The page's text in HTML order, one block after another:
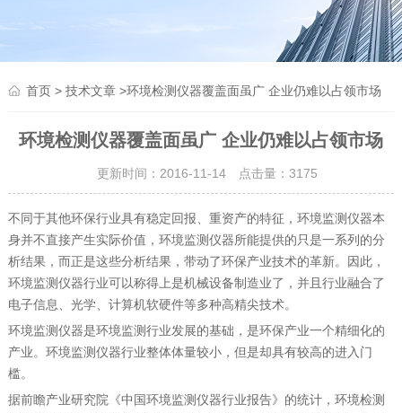
首页> 技术文章>环境检测仪器覆盖面虽广 企业仍难以占领市场
环境检测仪器覆盖面虽广 企业仍难以占领市场
更新时间：2016-11-14 点击量： 3175
不同于其他环保行业具有稳定回报、重资产的特征，环境监测仪器本
身并不直接产生实际价值，环境监测仪器所能提供的只是一系列的分
析结果，而正是这些分析结果，带动了环保产业技术的革新。因此，
环境监测仪器行业可以称得上是机械设备制造业了，并且行业融合了
电子信息、光学、计算机软硬件等多种高精尖技术。
环境监测仪器是环境监测行业发展的基础，是环保产业一个精细化的
产业。环境监测仪器行业整体体量较小，但是却具有较高的进入门
槛。
据前瞻产业研究院《中国环境监测仪器行业报告》的统计，环境检测